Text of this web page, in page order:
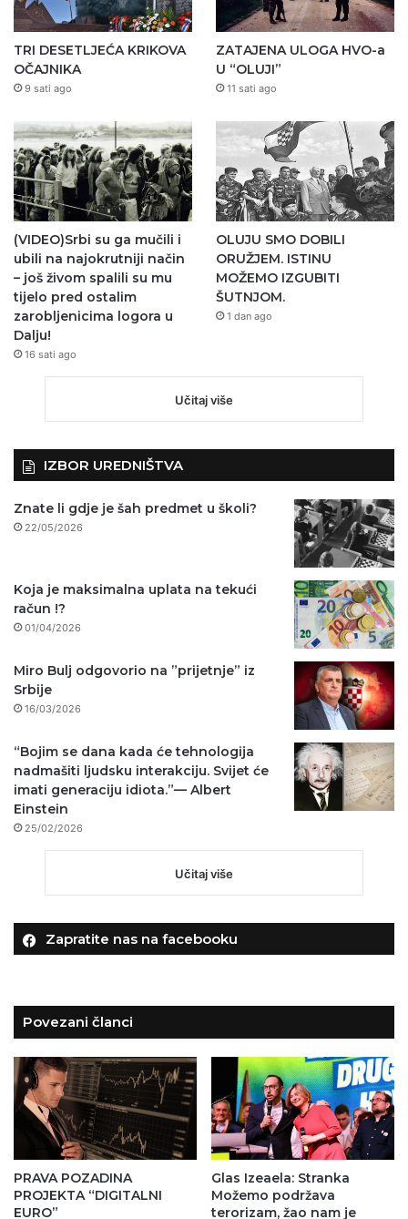
TRI DESETLJEĆA KRIKOVA
OČAJNIKA
9 sati ago
ZATAJENA ULOGA HVO-a
U “OLUJI”
11 sati ago
(VIDEO)Srbi su ga mučili i
ubili na najokrutniji način
– još živom spalili su mu
tijelo pred ostalim
zarobljenicima logora u
Dalju!
16 sati ago
OLUJU SMO DOBILI
ORUŽJEM. ISTINU
MOŽEMO IZGUBITI
ŠUTNJOM.
1 dan ago
Učitaj više
IZBOR UREDNIŠTVA
Znate li gdje je šah predmet u školi?
22/05/2026
Koja je maksimalna uplata na tekući
račun !?
01/04/2026
Miro Bulj odgovorio na ”prijetnje” iz
Srbije
16/03/2026
“Bojim se dana kada će tehnologija
nadmašiti ljudsku interakciju. Svijet će
imati generaciju idiota.”— Albert
Einstein
25/02/2026
Učitaj više
Zapratite nas na facebooku
Povezani članci
PRAVA POZADINA
PROJEKTA “DIGITALNI
EURO”
Glas Izeaela: Stranka
Možemo podržava
terorizam, žao nam je